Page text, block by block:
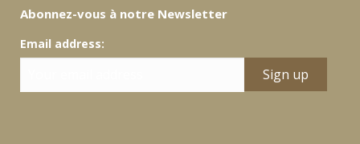
Abonnez-vous à notre Newsletter
Email address: